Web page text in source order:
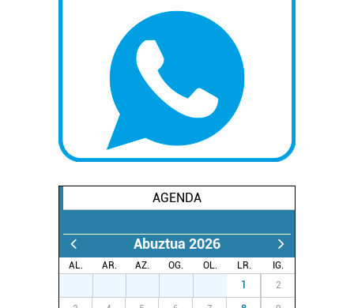
AGENDA
Abuztua 2026
AL. AR. AZ. OG. OL. LR.
IG.
1 2